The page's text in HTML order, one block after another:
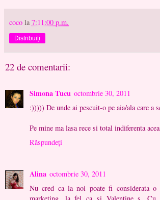
coco la 7:11:00 p.m.
Distribuiți
22 de comentarii:
Simona Tucu octombrie 30, 2011
:))))) De unde ai pescuit-o pe aia/ala care a
Pe mine ma lasa rece si total indiferenta
Răspundeți
Alina octombrie 30, 2011
Nu cred ca la noi poate fi considerata o